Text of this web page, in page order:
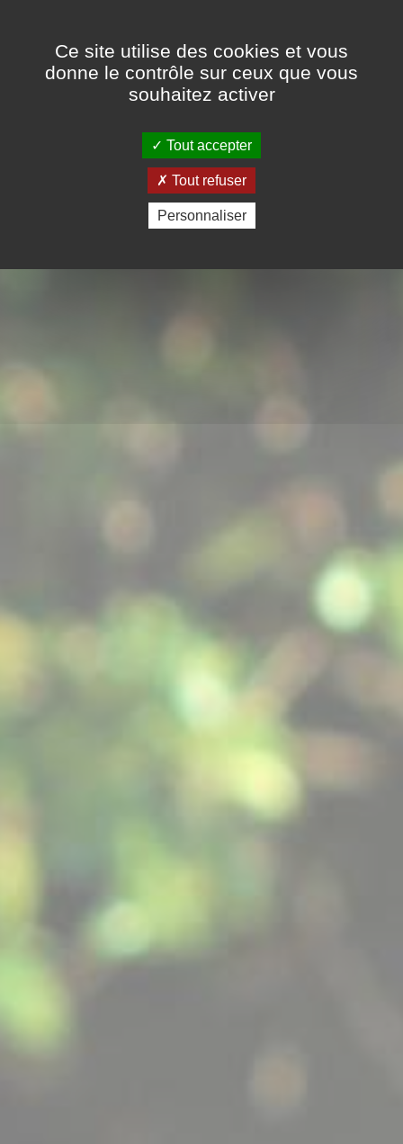
Ce site utilise des cookies et vous
donne le contrôle sur ceux que vous
souhaitez activer
Tout accepter
Tout refuser
Personnaliser